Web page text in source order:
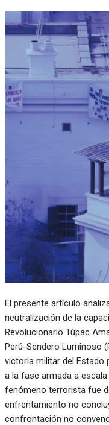
El presente artículo
neutralización de la
Revolucionario Túpac
Perú-Sendero Luminoso
victoria militar del Estado
a la fase armada a
fenómeno terrorista fue
enfrentamiento no
confrontación no